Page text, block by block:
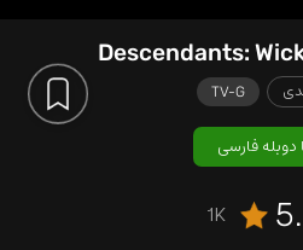
Descendants:
TV-G
دوبله فارسی
5.
1K